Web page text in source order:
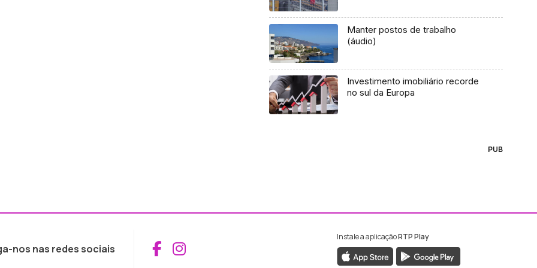
Manter postos de trabalho
(áudio)
Investimento imobiliário recorde
no sul da Europa
PUB
nos nas redes sociais Aceder ao Facebook da RTP Madeira
Aceder ao Instagram da RTP Madeira
Instale a aplicaçãoRTP Play